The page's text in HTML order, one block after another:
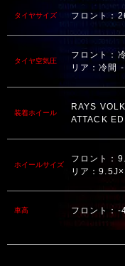
タイヤサイズ フロント
タイヤ空気圧
フロント：
リア：冷
装着ホイール
RAYS
ATTACK
ホイールサイズ
フロント：
リア：
車高 フロント：